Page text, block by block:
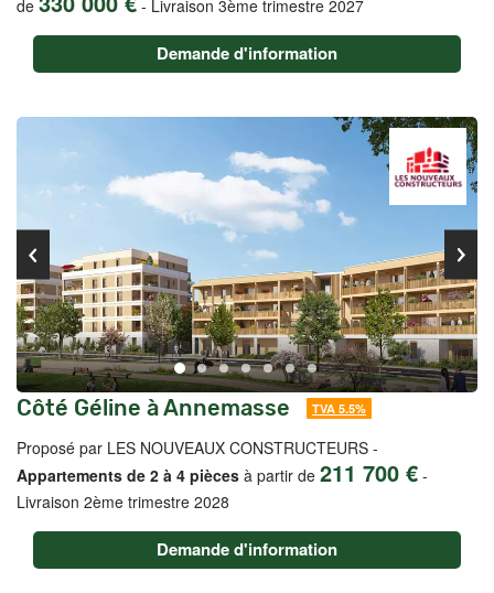
de
- Livraison 3ème trimestre 2027
Demande d'information
Côté Géline à Annemasse TVA 5.5%
Proposé par LES NOUVEAUX CONSTRUCTEURS -
Appartements de 2 à 4 pièces à partir de 211 700 € -
Livraison 2ème trimestre 2028
Demande d'information